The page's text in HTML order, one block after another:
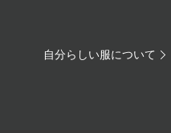
自分らしい服について